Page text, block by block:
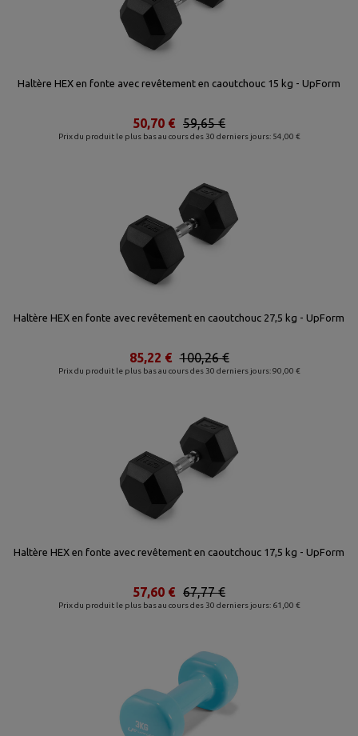
Haltère HEX en fonte avec revêtement en caoutchouc 15 kg - UpForm
Prix du produit le plus bas au cours des 30 derniers jours: 54,00 €
59,65 €
50,70 €
Haltère HEX en fonte avec revêtement en caoutchouc 27,5 kg - UpForm
Prix du produit le plus bas au cours des 30 derniers jours: 90,00 €
100,26 €
85,22 €
Haltère HEX en fonte avec revêtement en caoutchouc 17,5 kg - UpForm
Prix du produit le plus bas au cours des 30 derniers jours: 61,00 €
67,77 €
57,60 €